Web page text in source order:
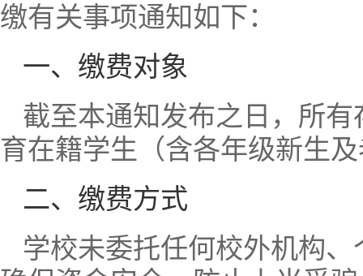
缴有关事项通知如下：
一、缴费对象
截至本通知发布之日，所
育在籍学生（含各年级新生
二、缴费方式
学校未委托任何校外机构